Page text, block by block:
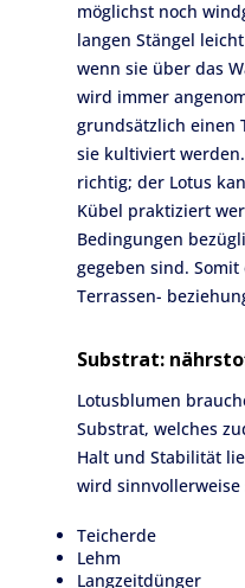
möglichst noch
langen Stängel
wenn sie über das
wird immer
grundsätzlich einen
sie kultiviert
richtig; der Lotus
Kübel praktiziert
Bedingungen
gegeben sind.
Terrassen-
Substrat:
Lotusblumen
Substrat, welches
Halt und Stabilität
wird
Teicherde
Lehm
Langzeitdünger